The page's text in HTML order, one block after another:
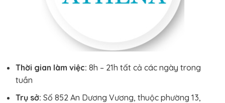
Thời gian làm việc: 8h – 21h tất cả các ngày trong
tuần
Trụ sở: Số 852 An Dương Vương, thuộc phường 13,